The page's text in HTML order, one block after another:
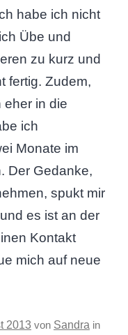
habe ich nicht
Übe und
zu kurz und
fertig. Zudem,
eher in die
ich
Monate im
Der Gedanke,
spukt mir
es ist an der
Kontakt
mich auf neue
2013 von Sandra in